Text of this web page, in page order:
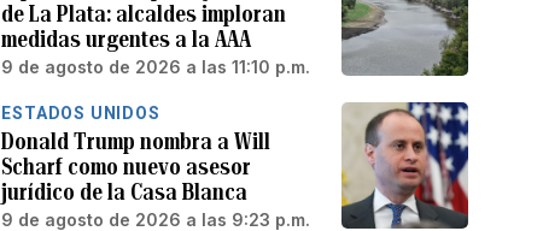
de La Plata: alcaldes imploran
medidas urgentes a la AAA
9 de agosto de 2026 a las 11:10 p.m.
ESTADOS UNIDOS
Donald Trump nombra a Will
Scharf como nuevo asesor
jurídico de la Casa Blanca
9 de agosto de 2026 a las 9:23 p.m.